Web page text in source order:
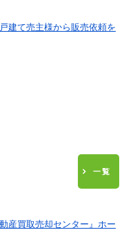
建て売主様から販売依頼を
一覧
産買取売却センター』ホー